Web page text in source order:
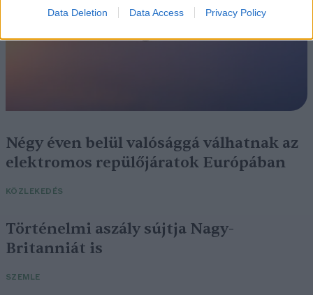
Data Deletion Data Access Privacy Policy
Négy éven belül valósággá válhatnak az
elektromos repülőjáratok Európában
KÖZLEKEDÉS
Történelmi aszály sújtja Nagy-
Britanniát is
SZEMLE